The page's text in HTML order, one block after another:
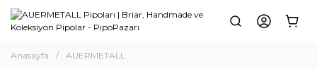
Anasayfa AUERMETALL